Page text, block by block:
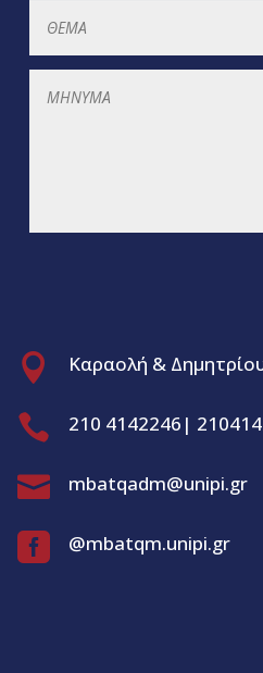
 Καραολή &
 210 4142246|
 mbatqadm@unipi.gr
 @mbatqm.unipi.gr